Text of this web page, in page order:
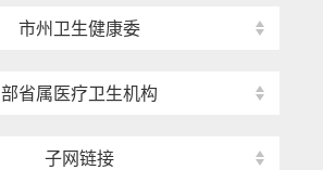
市州卫生健康委
部省属医疗卫生机构
子网链接